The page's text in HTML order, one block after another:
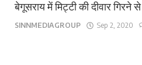
बेगूसराय में मिट्टी की दीवार गिरने
SINNMEDIAGROUP Sep 2, 2020